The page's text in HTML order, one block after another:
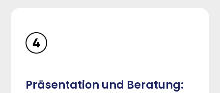
Präsentation und Beratung: